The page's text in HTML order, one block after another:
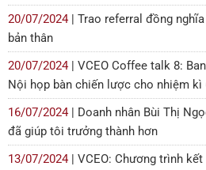
20/07/2024 | Trao referral đồng
bản thân
20/07/2024 | VCEO Coffee talk 8:
Nội họp bàn chiến lược cho nhiệm kì
16/07/2024 | Doanh nhân Bùi Thị
đã giúp tôi trưởng thành hơn
13/07/2024 | VCEO: Chương trình